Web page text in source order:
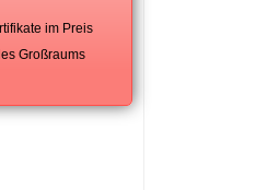
im Preis
Großraums